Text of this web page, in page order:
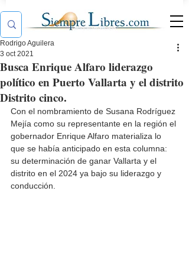
Busca Enrique Alfaro liderazgo
político en Puerto Vallarta y el distrito
Distrito cinco.
Rodrigo Aguilera
3 oct 2021
Con el nombramiento de Susana Rodríguez
Mejía como su representante en la región el
gobernador Enrique Alfaro materializa lo
que se había anticipado en esta columna:
su determinación de ganar Vallarta y el
distrito en el 2024 ya bajo su liderazgo y
conducción.